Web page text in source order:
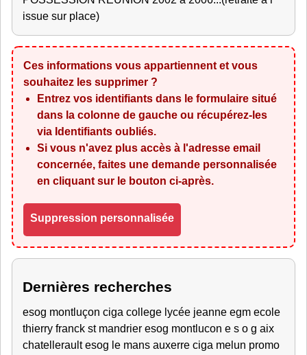
issue sur place)
Ces informations vous appartiennent et vous
souhaitez les supprimer ?
Entrez vos identifiants dans le formulaire situé
dans la colonne de gauche ou récupérez-les
via Identifiants oubliés.
Si vous n'avez plus accès à l'adresse email
concernée, faites une demande personnalisée
en cliquant sur le bouton ci-après.
Suppression personnalisée
Dernières recherches
esog montluçon ciga college lycée jeanne egm ecole
thierry franck st mandrier esog montlucon e s o g aix
chatellerault esog le mans auxerre ciga melun promo